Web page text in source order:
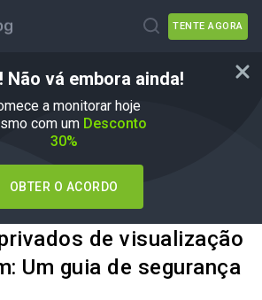
TENTE AGORA
Não vá embora ainda!
a monitorar hoje
com um Desconto
30%
OBTER O ACORDO
de visualização
Um guia de segurança